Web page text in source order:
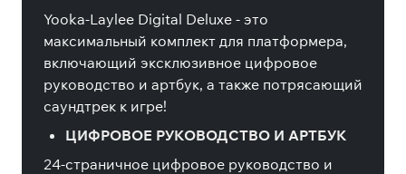
Yooka-Laylee Digital Deluxe - это
максимальный комплект для платформера,
включающий эксклюзивное цифровое
руководство и артбук, а также потрясающий
саундтрек к игре!
ЦИФРОВОЕ РУКОВОДСТВО И АРТБУК
24-страничное цифровое руководство и